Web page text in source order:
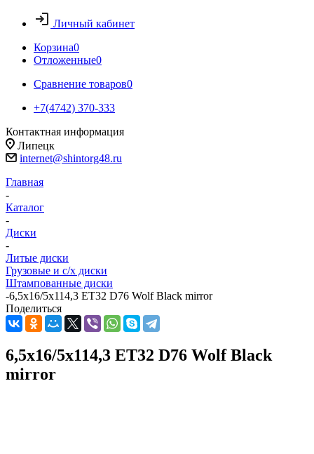
Личный кабинет
Корзина0
Отложенные0
Сравнение товаров0
+7(4742) 370-333
Контактная информация
Липецк
internet@shintorg48.ru
Главная
-
Каталог
-
Диски
-
Литые диски
Грузовые и с/х диски
Штампованные диски
-6,5x16/5x114,3 ET32 D76 Wolf Black mirror
Поделиться
6,5x16/5x114,3 ET32 D76 Wolf Black
mirror